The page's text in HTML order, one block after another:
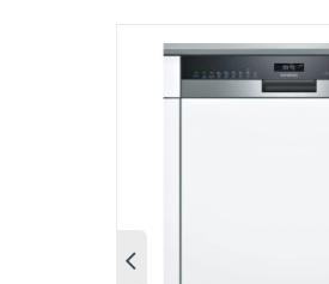
Máy Rửa Chén
Rửa và làm khô chén